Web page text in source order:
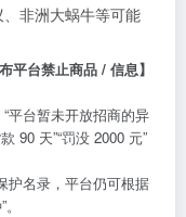
、非洲大蜗牛等可能
平台禁止商品 / 信息】
平台暂未开放招商的异
90 天”“罚没 2000 元”
护名录，平台仍可根据